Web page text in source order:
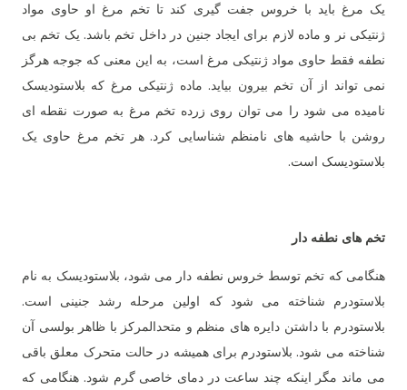
یک مرغ باید با خروس جفت گیری کند تا تخم مرغ او حاوی مواد
ژنتیکی نر و ماده لازم برای ایجاد جنین در داخل تخم باشد. یک تخم بی
نطفه فقط حاوی مواد ژنتیکی مرغ است، به این معنی که جوجه هرگز
نمی تواند از آن تخم بیرون بیاید. ماده ژنتیکی مرغ که بلاستودیسک
نامیده می شود را می توان روی زرده تخم مرغ به صورت نقطه ای
روشن با حاشیه های نامنظم شناسایی کرد. هر تخم مرغ حاوی یک
بلاستودیسک است.
تخم های نطفه دار
هنگامی که تخم توسط خروس نطفه دار می شود، بلاستودیسک به نام
بلاستودرم شناخته می شود که اولین مرحله رشد جنینی است.
بلاستودرم با داشتن دایره های منظم و متحدالمرکز با ظاهر بولسی آن
شناخته می شود. بلاستودرم برای همیشه در حالت متحرک معلق باقی
می ماند مگر اینکه چند ساعت در دمای خاصی گرم شود. هنگامی که